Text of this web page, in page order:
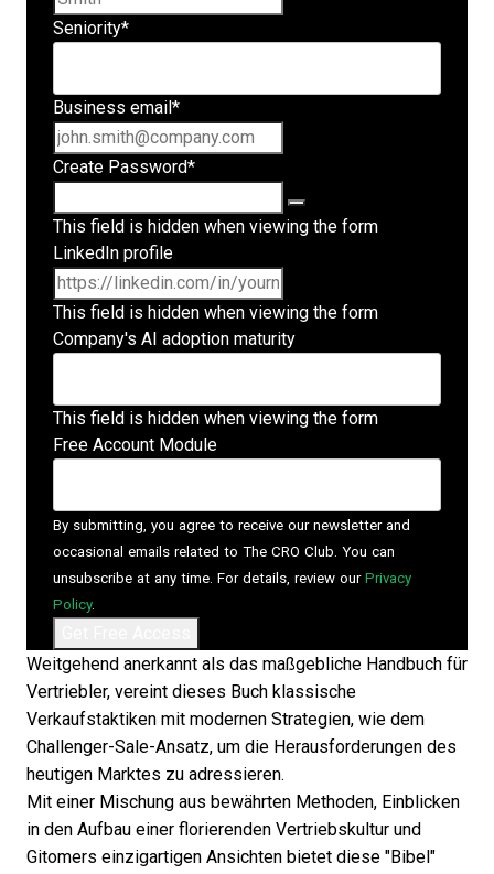
Seniority*
Business email *
Create Password*
This field is hidden when viewing the form
LinkedIn profile
This field is hidden when viewing the form
Company's AI adoption maturity
This field is hidden when viewing the form
Free Account Module
By submitting, you agree to receive our newsletter and
occasional emails related to The CRO Club. You can
unsubscribe at any time. For details, review our Privacy
Policy.
Weitgehend anerkannt als das maßgebliche Handbuch für
Vertriebler, vereint dieses Buch klassische
Verkaufstaktiken mit modernen Strategien, wie dem
Challenger-Sale-Ansatz, um die Herausforderungen des
heutigen Marktes zu adressieren.
Mit einer Mischung aus bewährten Methoden, Einblicken
in den Aufbau einer florierenden Vertriebskultur und
Gitomers einzigartigen Ansichten bietet diese "Bibel"